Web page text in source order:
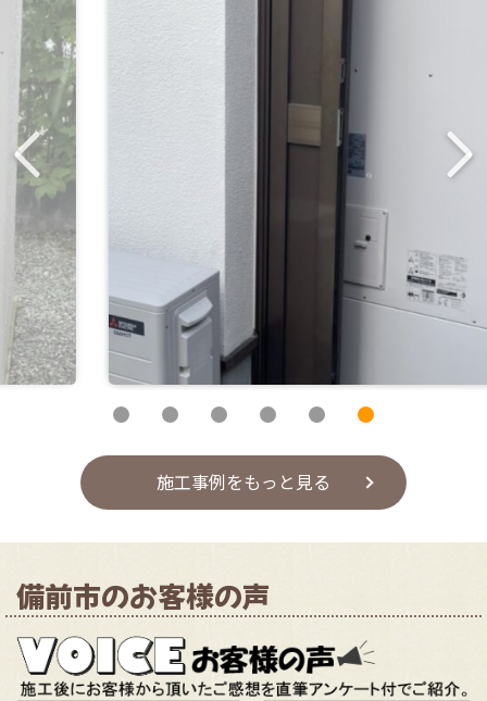
施工事例をもっと見る
備前市のお客様の声